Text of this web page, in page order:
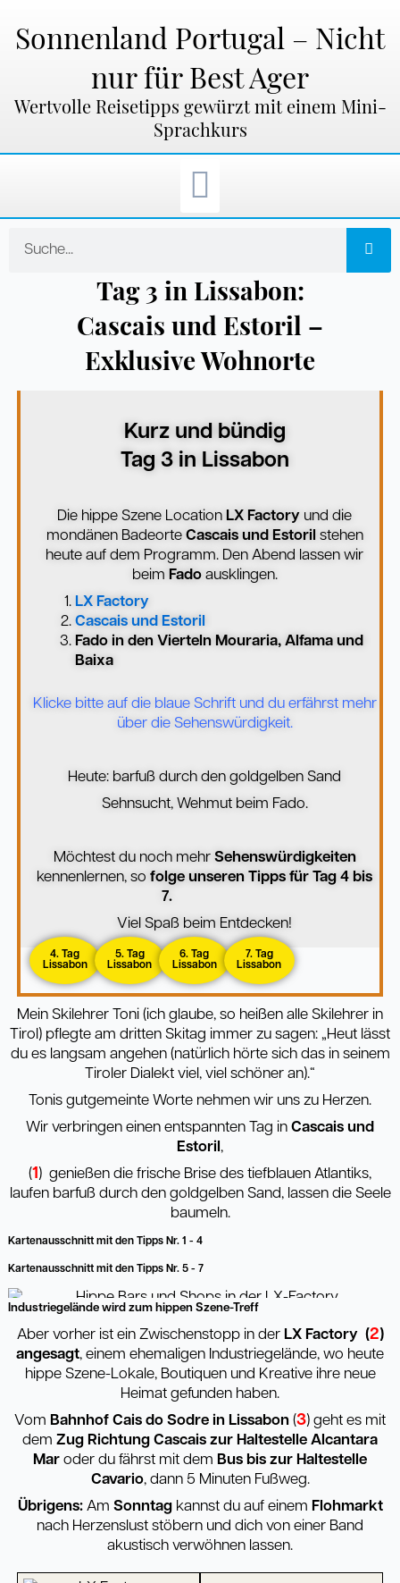
Inhalt
springen
Sonnenland Portugal – Nicht
nur für Best Ager
Wertvolle Reisetipps gewürzt mit einem Mini-
Sprachkurs
Tag 3 in Lissabon:
Cascais und Estoril –
Exklusive Wohnorte
Kurz und bündig
Tag 3 in Lissabon
Die hippe Szene Location LX Factory und die
mondänen Badeorte Cascais und Estoril stehen
heute auf dem Programm. Den Abend lassen wir
beim Fadoausklingen.
LX Factory
Cascais und Estoril
Fado in den Vierteln Mouraria, Alfama und
Baixa
Klicke bitte auf die blaue Schrift und du erfährst mehr
über die Sehenswürdigkeit.
Heute: barfuß durch den goldgelben Sand
Sehnsucht, Wehmut beim Fado.
Möchtest du noch mehr Sehenswürdigkeiten
kennenlernen, so folge unseren Tipps für Tag 4 bis
7.
Viel Spaß beim Entdecken!
4. Tag
Lissabon
5. Tag
Lissabon
6. Tag
Lissabon
7. Tag
Lissabon
Mein Skilehrer Toni (ich glaube, so heißen alle Skilehrer in
Tirol) pflegte am dritten Skitag immer zu sagen: „Heut lässt
du es langsam angehen (natürlich hörte sich das in seinem
Tiroler Dialekt viel, viel schöner an).“
Tonis gutgemeinte Worte nehmen wir uns zu Herzen.
Wir verbringen einen entspannten Tag in Cascais und
Estoril ,
(1 ) genießen die frische Brise des tiefblauen Atlantiks,
laufen barfuß durch den goldgelben Sand, lassen die Seele
baumeln.
Kartenausschnitt mit den Tipps Nr. 1 - 4
Kartenausschnitt mit den Tipps Nr. 5 - 7
Industriegelände wird zum hippen Szene-Treff
Aber vorher ist ein Zwischenstopp in der LX Factory (2)
angesagt, einem ehemaligen Industriegelände, wo heute
hippe Szene-Lokale, Boutiquen und Kreative ihre neue
Heimat gefunden haben.
Vom Bahnhof Cais do Sodre in Lissabon (3) geht es mit
dem Zug Richtung Cascais zur Haltestelle Alcantara
Mar oder du fährst mit dem Bus bis zur Haltestelle
Cavario, dann 5 Minuten Fußweg.
Übrigens:Am Sonntagkannst du auf einem Flohmarkt
nach Herzenslust stöbern und dich von einer Band
akustisch verwöhnen lassen.